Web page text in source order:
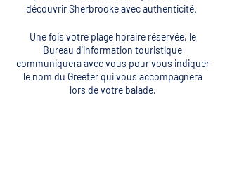
découvrir Sherbrooke avec authenticité.
Une fois votre plage horaire réservée, le
Bureau d'information touristique
communiquera avec vous pour vous indiquer
le nom du Greeter qui vous accompagnera
lors de votre balade.